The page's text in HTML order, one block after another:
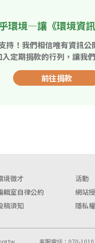
環境—讓《環境資
持！我們相信唯有資訊
定期捐款的行列，讓我
前往捐款
境徵才 活動
輯室自律公約
網站
稿須知
隱私